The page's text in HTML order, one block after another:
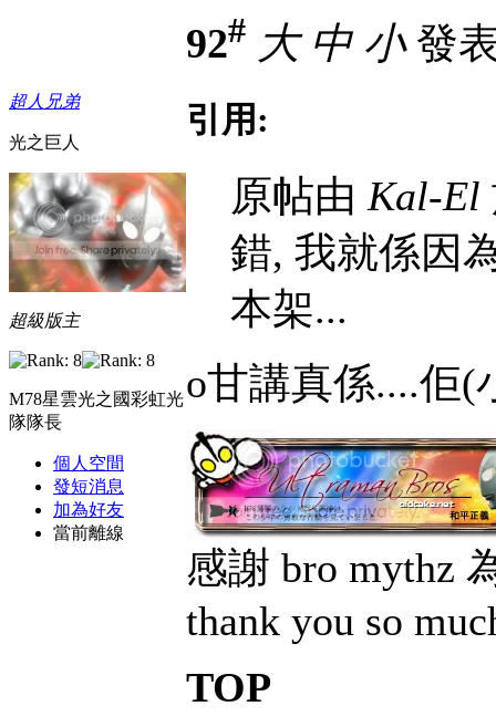
超人兄弟
光之巨人
超級版主
M78星雲光之國彩虹光
隊隊長
個人空間
發短消息
加為好友
當前離線
92# 大 中 小發
引用:
原帖由 Kal-El
錯, 我就係因
本架...
o甘講真係....佢
感謝 bro mythz
thank you so
TOP